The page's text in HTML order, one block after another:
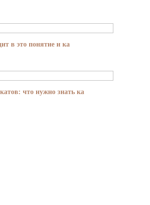
в это понятие и ка
что нужно знать ка